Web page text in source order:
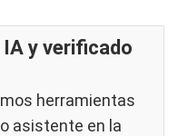
y verificado
herramientas
asistente en la